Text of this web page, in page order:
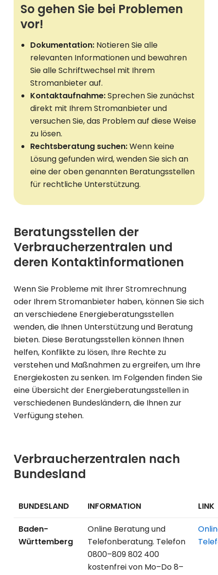
So gehen Sie bei Problemen
vor!
Dokumentation: Notieren Sie alle
relevanten Informationen und bewahren
Sie alle Schriftwechsel mit Ihrem
Stromanbieter auf.
Kontaktaufnahme:Sprechen Sie zunächst
direkt mit Ihrem Stromanbieter und
versuchen Sie, das Problem auf diese Weise
zu lösen.
Rechtsberatung suchen:Wenn keine
Lösung gefunden wird, wenden Sie sich an
eine der oben genannten Beratungsstellen
für rechtliche Unterstützung.
Beratungsstellen der
Verbraucherzentralen und
deren Kontaktinformationen
Wenn Sie Probleme mit Ihrer Stromrechnung
oder Ihrem Stromanbieter haben, können Sie sich
an verschiedene Energieberatungsstellen
wenden, die Ihnen Unterstützung und Beratung
bieten. Diese Beratungsstellen können Ihnen
helfen, Konflikte zu lösen, Ihre Rechte zu
verstehen und Maßnahmen zu ergreifen, um Ihre
Energiekosten zu senken. Im Folgenden finden Sie
eine Übersicht der Energieberatungsstellen in
verschiedenen Bundesländern, die Ihnen zur
Verfügung stehen.
Verbraucherzentralen nach
Bundesland
BUNDESLAND INFORMATION LINK
Baden-
Württemberg
Online Beratung und
Telefonberatung. Telefon
0800–809 802 400
kostenfrei von Mo–Do 8–